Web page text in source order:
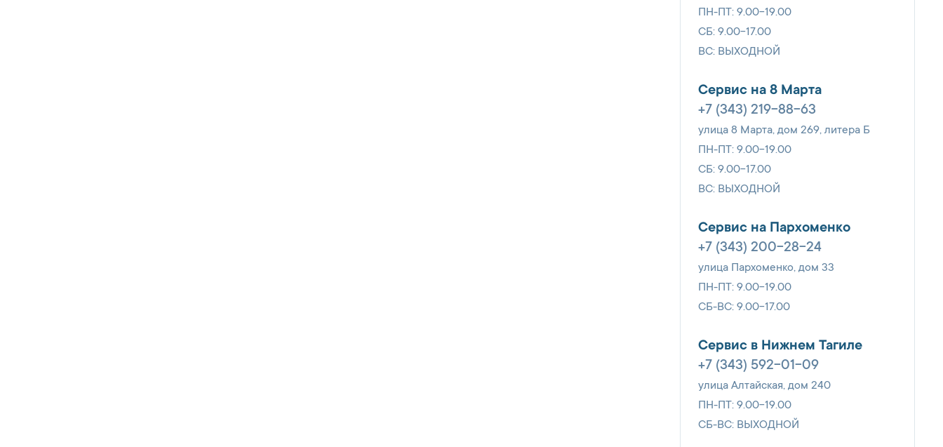
ПН-ПТ: 9.00-19.00
СБ: 9.00-17.00
ВС: ВЫХОДНОЙ
Сервис на 8 Марта
+7 (343) 219-88-63
улица 8 Марта, дом 269, литера Б
ПН-ПТ: 9.00-19.00
СБ: 9.00-17.00
ВС: ВЫХОДНОЙ
Сервис на Пархоменко
+7 (343) 200-28-24
улица Пархоменко, дом 33
ПН-ПТ: 9.00-19.00
СБ-ВС: 9.00-17.00
Сервис в Нижнем Тагиле
+7 (343) 592-01-09
улица Алтайская, дом 240
ПН-ПТ: 9.00-19.00
СБ-ВС: ВЫХОДНОЙ